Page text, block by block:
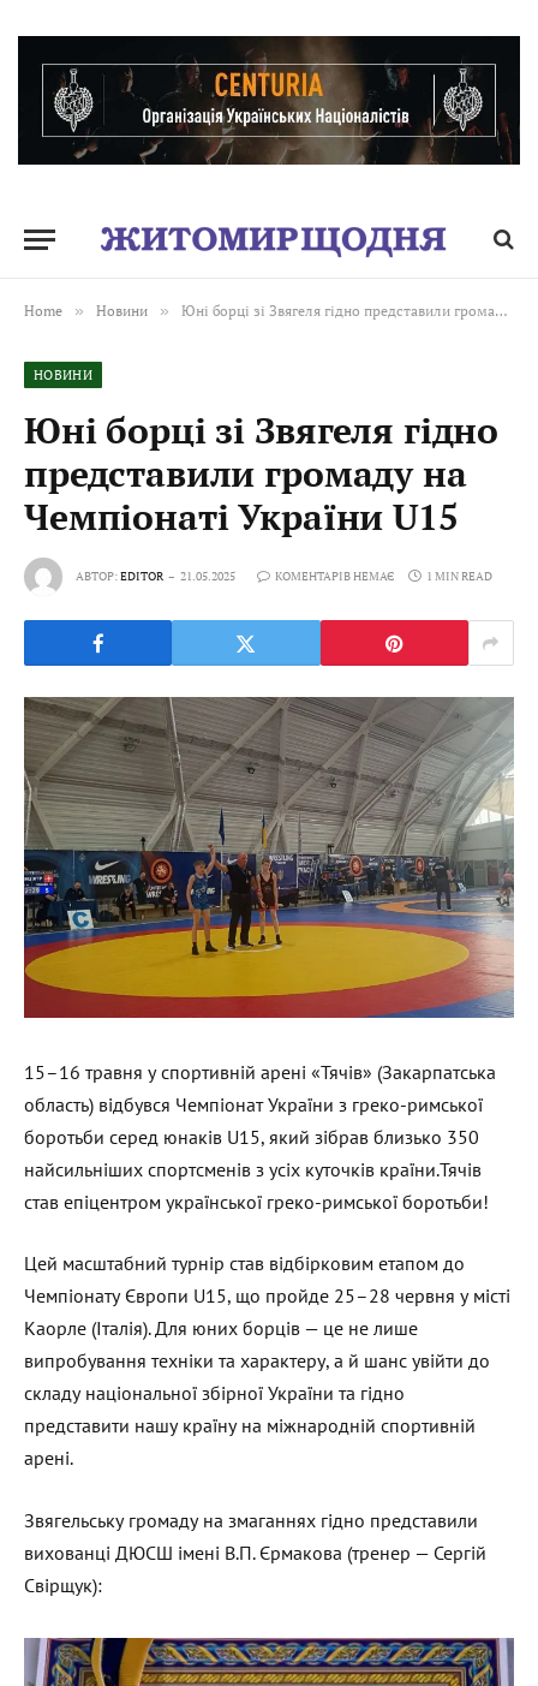
Home » Новини » Юні борці зі Звягеля гідно представили громаду на Чемпіонаті України U15
НОВИНИ
Юні борці зі Звягеля гідно
представили громаду на
Чемпіонаті України U15
АВТОР:EDITOR 21.05.2025 КОМЕНТАРІВ НЕМАЄ 1 MIN READ
15–16 травня у спортивній арені «Тячів» (Закарпатська
область) відбувся Чемпіонат України з греко-римської
боротьби серед юнаків U15, який зібрав близько 350
найсильніших спортсменів з усіх куточків країни.Тячів
став епіцентром української греко-римської боротьби!
Цей масштабний турнір став відбірковим етапом до
Чемпіонату Європи U15, що пройде 25–28 червня у місті
Каорле (Італія). Для юних борців — це не лише
випробування техніки та характеру, а й шанс увійти до
складу національної збірної України та гідно
представити нашу країну на міжнародній спортивній
арені.
Звягельську громаду на змаганнях гідно представили
вихованці ДЮСШ імені В.П. Єрмакова (тренер — Сергій
Свірщук):